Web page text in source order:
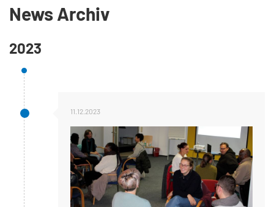
News Archiv
2023
11.12.2023